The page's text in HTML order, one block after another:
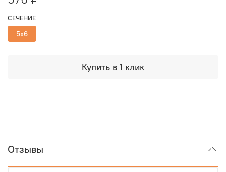
Купить в 1 клик
СЕЧЕНИЕ
5х6
Отзывы